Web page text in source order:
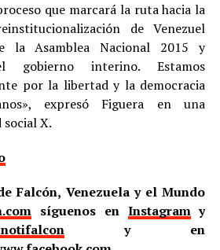
que marcará la ruta hacia la
de Venezuel
la Asamblea Nacional 2015 y
gobierno interino. Estamos
por la libertad y la democracia
expresó Figuera en una
X.
Falcón, Venezuela y el Mundo
síguenos en Instagramy
y en